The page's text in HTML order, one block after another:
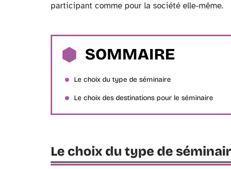
participant comme pour la société elle-même.
SOMMAIRE
Le choix du type de séminaire
Le choix des destinations pour le séminaire
Le choix du type de